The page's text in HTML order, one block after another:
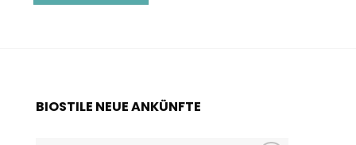
BIOSTILE NEUE ANKÜNFTE